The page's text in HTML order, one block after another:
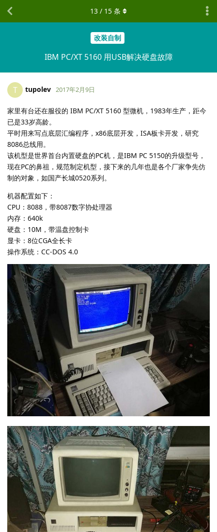
改装自制
IBM PC/XT 5160 用USB解决硬盘故障
13 / 15 条
T tupolev 2017年2月9日
家里有台还在服役的 IBM PC/XT 5160 型微机，1983年生产，距今
已是33岁高龄。
平时用来写点底层汇编程序，x86底层开发，ISA板卡开发，研究
8086总线用。
该机型是世界首台内置硬盘的PC机，是IBM PC 5150的升级型号，
现在PC的鼻祖，规范制定机型，接下来的几年也是各个厂家争先仿
制的对象，如国产长城0520系列。
机器配置如下：
CPU：8088，带8087数字协处理器
内存：640k
硬盘：10M，带温盘控制卡
显卡：8位CGA全长卡
操作系统：CC-DOS 4.0